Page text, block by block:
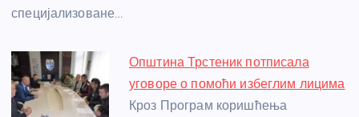
специјализоване…
Општина Трстеник потписала
уговоре о помоћи избеглим лицима
Кроз Програм коришћења